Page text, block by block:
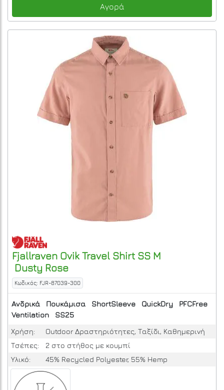
Αγορά
Fjallraven Ovik Travel Shirt SS M
Dusty Rose
Κωδικός: FJR-87039-300
Ανδρικά Πουκάμισα ShortSleeve QuickDry
PFCFree
Ventilation
SS25
Χρήση:
Outdoor Δραστηριότητες, Ταξίδι, Καθημερινή
Τσέπες:
2 στο στήθος με κουμπί
Υλικό:
45% Recycled Polyester, 55% Hemp